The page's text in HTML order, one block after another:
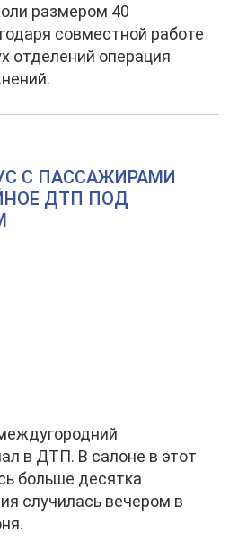
размером 40
совместной работе
отделений операция
С ПАССАЖИРАМИ
ДТП ПОД
в ДТП. В салоне в этот
больше десятка
случилась вечером в